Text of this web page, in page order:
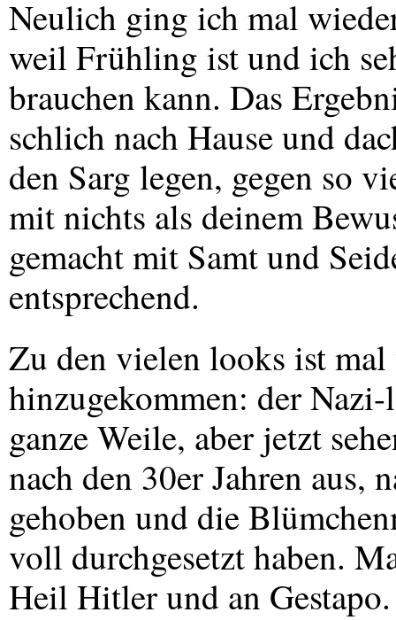
Neulich ging ich mal
weil Frühling ist und ich
brauchen kann. Das
schlich nach Hause und
den Sarg legen, gegen so
mit nichts als deinem
gemacht mit Samt und
entsprechend.
Zu den vielen looks ist
hinzugekommen: der
ganze Weile, aber jetzt
nach den 30er Jahren aus,
gehoben und die
voll durchgesetzt haben.
Heil Hitler und an Gestapo.